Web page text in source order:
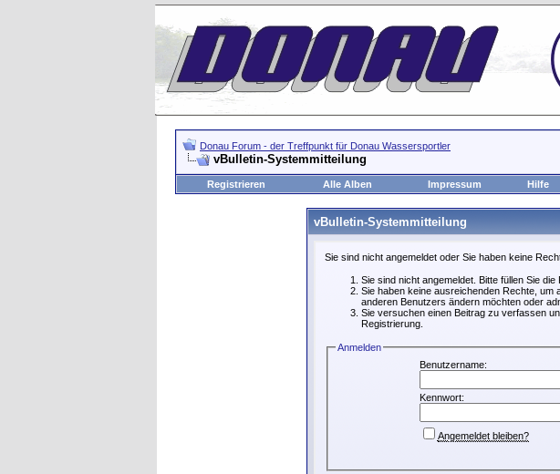
Donau Forum - der Treffpunkt für Donau Wassersportler
vBulletin-Systemmitteilung
Registrieren
Alle Alben Impressum Hilfe
vBulletin-Systemmitteilung
Sie sind nicht angemeldet oder Sie haben keine
Sie sind nicht angemeldet. Bitte füllen Sie
Sie haben keine ausreichenden Rechte, um
anderen Benutzers ändern möchten oder
Sie versuchen einen Beitrag zu verfassen
Registrierung.
Anmelden
Benutzername:
Kennwort:
Angemeldet bleiben?